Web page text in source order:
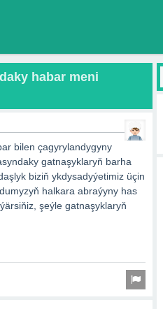
habar meni
bilen çagyrylandygyny
gatnaşyklaryň barha
biziň ykdysadyýetimiz üçin
halkara abraýyny has
şeýle gatnaşyklaryň